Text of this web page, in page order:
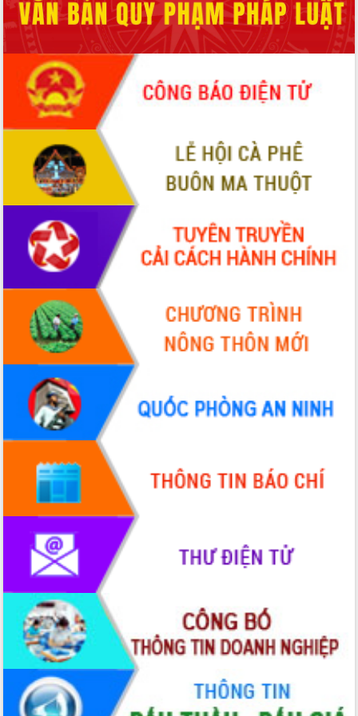
món ăn từ sầu riêng
Đắk Lắk công bố Quy hoạch và xúc
tiến đầu tư tỉnh
Ngành cá ngừ Đắk Lắk chủ động thích
ứng để giữ vững thị trường xuất khẩu
Diễn đàn Kinh tế tư nhân Việt Nam đột
phá cơ chế - Hợp tác công tư
Đề án 06 tạo bước ngoặt đột phá trong
cải cách hành chính tỉnh Đắk Lắk
Kết nối tour, đẩy mạnh chuyển đổi số
để phát triển du lịch Đắk Lắk
Khởi động Dự án Đầu tư xây dựng hạ
tầng kỹ thuật Cụm công nghiệp Tân
Tiến
Gặp mặt các cơ quan báo chí nhân Kỷ
niệm 101 năm Ngày Báo chí Cách
mạng Việt Nam
Đắk Lắk sơ kết 4 năm triển khai thực
hiện Đề án 06 của Chính phủ
Họp báo thông tin về Hội nghị Công bố
Quy hoạch và Xúc tiến đầu tư tỉnh Đắk
Khơi thông điểm nghẽn, đẩy nhanh
giải ngân vốn khắc phục thiên tai
HĐND tỉnh thông qua điều chỉnh Quy
hoạch tỉnh thời kỳ 2021-2030
Hội thảo góp ý hồ sơ điều chỉnh quy
hoạch tỉnh Đắk Lắk thời kỳ 2021-2030,
tầm nhìn đến năm 2050
Nâng cao hiệu quả hoạt động của các
doanh nghiệp nhà nước
Hội nghị triển khai kết nối mạng
truyền số liệu chuyên dùng phục vụ cơ
quan Đảng, Nhà nước
Lễ phát động chuỗi hoạt động chung
tay làm sạch môi trường
Xã Ea Kar bước chuyển mình trong
công tác cải cách hành chính mô hình
UBND tỉnh họp báo định kỳ tháng 4
năm 2026